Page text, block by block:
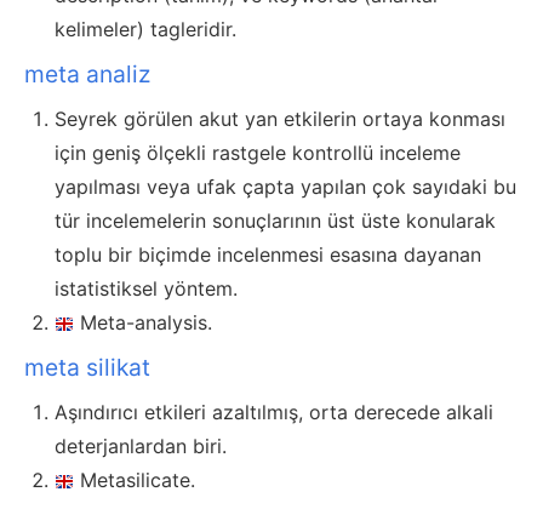
kelimeler) tagleridir.
meta analiz
Seyrek görülen akut yan etkilerin ortaya konması
için geniş ölçekli rastgele kontrollü inceleme
yapılması veya ufak çapta yapılan çok sayıdaki bu
tür incelemelerin sonuçlarının üst üste konularak
toplu bir biçimde incelenmesi esasına dayanan
istatistiksel yöntem.
Meta-analysis.
meta silikat
Aşındırıcı etkileri azaltılmış, orta derecede alkali
deterjanlardan biri.
Metasilicate.